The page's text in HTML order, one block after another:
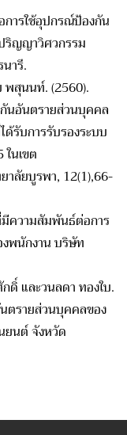
ารใช้อุปกรณ์ป้องกัน
ริญญาวิศวกรรม
ารี.
พสุนนท์. (2560).
นอันตรายส่วนบุคคล
รับการรับรองระบบ
นเขต
าลัยบูรพา, 12(1),66-
ความสัมพันธ์ต่อการ
พนักงาน บริษัท
ดิ์ และวนลดา ทองใบ.
ตรายส่วนบุคคลของ
ยนต์ จังหวัด